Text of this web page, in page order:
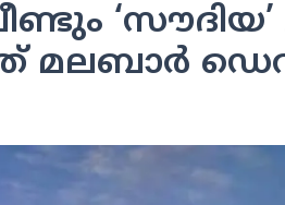
മലബാര്‍